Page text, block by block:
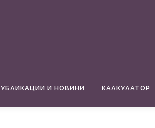
И НОВИНИ КАЛКУЛАТОР